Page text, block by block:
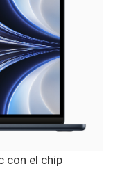
con el chip